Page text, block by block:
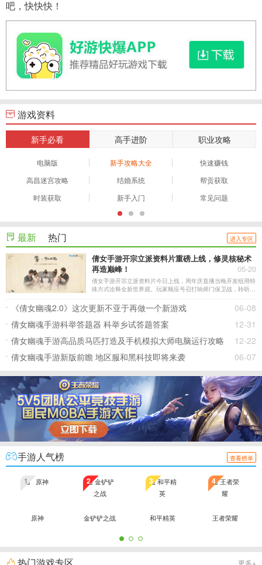
吧，快快快！
游戏资料
新手必看 高手进阶 职业攻略
电脑版 新手攻略大全
快速赚钱
高昌迷宫攻略
结婚系统
帮贡获取
时装获取
新手入门 常见问题
最新 热门 进入专区
倩女手游开宗立派资料片重磅上线，修灵核秘术
再造巅峰！
05-20
倩女手游开宗立派资料片今日上线，周年庆直播当晚开发组用特
殊方式诠释全新世界观。玩家顺应号召打响师门保卫战，聆听策
由度开宗立派玩法等你来体验。代言人罗云熙现身晚会开宗立
派，广纳弟子派发福利。今晚，
06-08
《倩女幽魂2.0》这次更新不亚于再做一个新游戏
12-31
倩女幽魂手游科举答题器 科举乡试答题答案
12-22
倩女幽魂手游高品质马匹打造及手机模拟大师电脑运行攻略
06-07
倩女幽魂手游新版前瞻 地区服和黑科技即将来袭
手游人气榜 查看榜单
原神
1
金铲铲之战
2
和平精英
3
王者荣耀
4
热门游戏专区 更多+